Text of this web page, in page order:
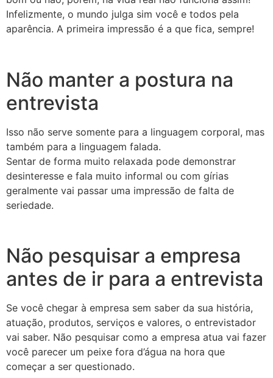
Infelizmente, o mundo julga sim você e todos pela
aparência. A primeira impressão é a que fica, sempre!
Não manter a postura na
entrevista
Isso não serve somente para a linguagem corporal, mas
também para a linguagem falada.
Sentar de forma muito relaxada pode demonstrar
desinteresse e fala muito informal ou com gírias
geralmente vai passar uma impressão de falta de
seriedade.
Não pesquisar a empresa
antes de ir para a entrevista
Se você chegar à empresa sem saber da sua história,
atuação, produtos, serviços e valores, o entrevistador
vai saber. Não pesquisar como a empresa atua vai fazer
você parecer um peixe fora d’água na hora que
começar a ser questionado.